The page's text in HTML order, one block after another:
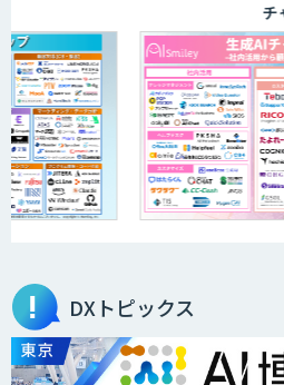
APTOのAI受
高性能・省電
ウェイ「
高性能 AI エ
「VAB-5000」
チャ
DXトピックス